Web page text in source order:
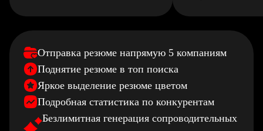
Отправка резюме напрямую 5 компаниям
Поднятие резюме в топ поиска
Яркое выделение резюме цветом
Подробная статистика по конкурентам
Безлимитная генерация сопроводительных